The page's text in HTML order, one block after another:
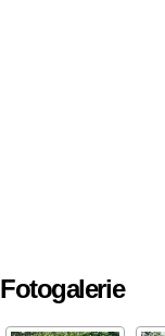
Fotogalerie